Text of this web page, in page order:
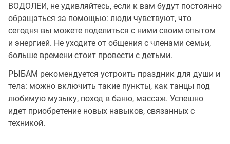
ВОДОЛЕИ, не удивляйтесь, если к вам будут постоянно
обращаться за помощью: люди чувствуют, что
сегодня вы можете поделиться с ними своим опытом
и энергией. Не уходите от общения с членами семьи,
больше времени стоит провести с детьми.
РЫБАМ рекомендуется устроить праздник для души и
тела: можно включить такие пункты, как танцы под
любимую музыку, поход в баню, массаж. Успешно
идет приобретение новых навыков, связанных с
техникой.